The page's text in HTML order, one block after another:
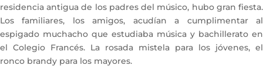
residencia antigua de los padres del músico, hubo gran fiesta.
Los familiares, los amigos, acudían a cumplimentar al
espigado muchacho que estudiaba música y bachillerato en
el Colegio Francés. La rosada mistela para los jóvenes, el
ronco brandy para los mayores.